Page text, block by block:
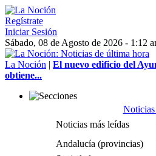
Regístrate
Iniciar Sesión
Sábado, 08 de Agosto de 2026 - 1:12
La Noción | El nuevo edificio del
obtiene...
Noticias
Noticias más leídas
Andalucía (provincias)